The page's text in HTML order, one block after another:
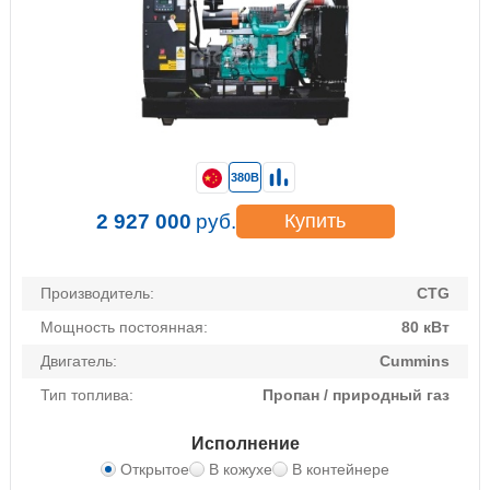
Производитель:
CTG
Мощность постоянная:
80 кВт
Двигатель:
Cummins
Тип топлива:
Пропан / природный газ
Исполнение
Открытое В кожухе В контейнере
380В
2 927 000 руб. Купить